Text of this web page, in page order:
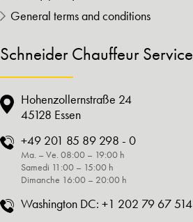
General terms and conditions
Schneider Chauffeur Service
Hohenzollernstraße 24
45128 Essen
+49 201 85 89 298 - 0
Ma. – Ve. 08:00 – 19:00 h
Samedi 11:00 – 15:00 h
Dimanche 16:00 – 20:00 h
Washington DC: +1 202 79 67 514